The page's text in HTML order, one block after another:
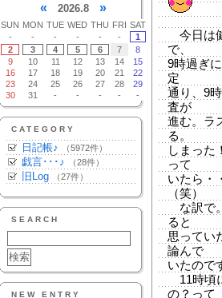
« 2026.8 »
SUN MON TUE WED THU FRI SAT
-
- - - - -
1
2
3 4 5 6 7
8
9
10 11 12 13 14
15
16
17 18 19 20 21
22
23
24 25 26 27 28
29
30
31 - - - - -
CATEGORY
日記帳♪ （5972件）
戯言･･･♪ （28件）
旧Log （27件）
SEARCH
NEW ENTRY
今日は
で、
9時過ぎ
定
通り、9
査が
進む。ラ
る。
しまった
って
いたら・
（笑）
な訳で
ると
思ってい
論んで
いたので
11時頃
の？って